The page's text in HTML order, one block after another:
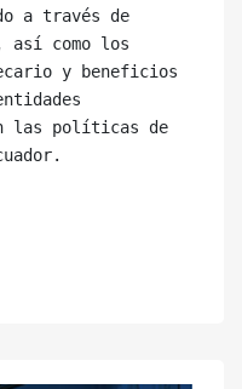
a través de
así como los
y beneficios
las políticas de